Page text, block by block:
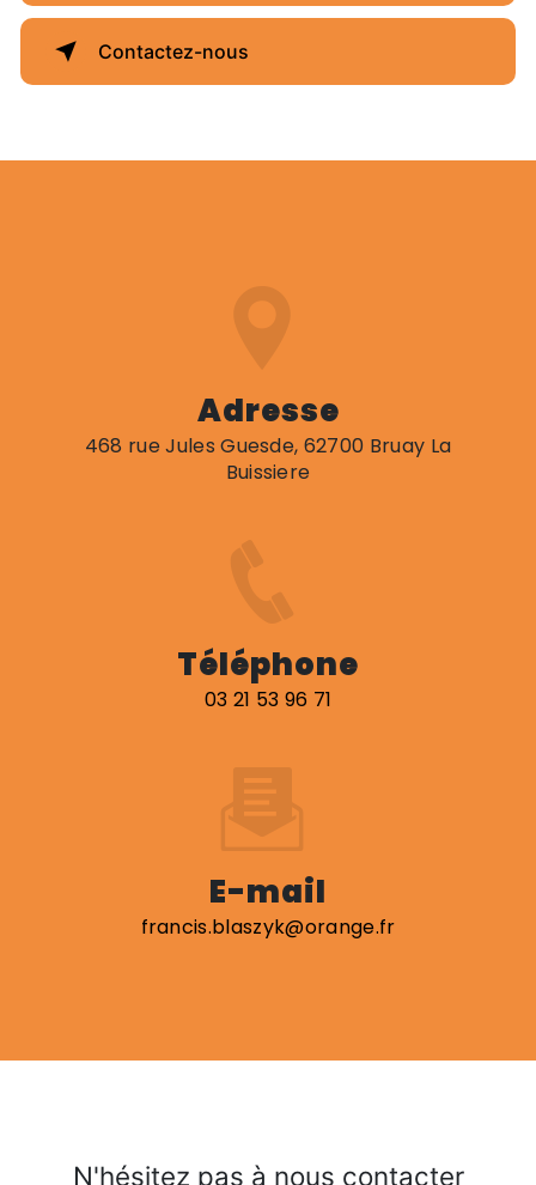
Contactez-nous
Adresse
468 rue Jules Guesde, 62700 Bruay La
Buissiere
Téléphone
03 21 53 96 71
E-mail
francis.blaszyk@orange.fr
N'hésitez pas à nous contacter